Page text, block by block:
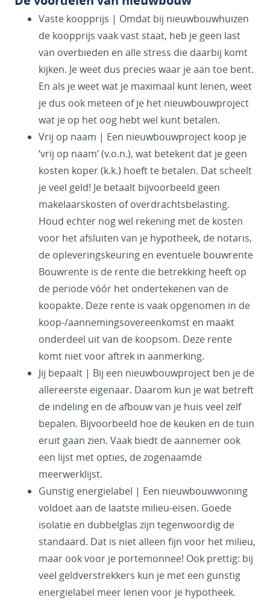
Vaste koopprijs | Omdat bij nieuwbouwhuizen
de koopprijs vaak vast staat, heb je geen last
van overbieden en alle stress die daarbij komt
kijken. Je weet dus precies waar je aan toe bent.
En als je weet wat je maximaal kunt lenen, weet
je dus ook meteen of je het nieuwbouwproject
wat je op het oog hebt wel kunt betalen.
Vrij op naam | Een nieuwbouwproject koop je
‘vrij op naam’ (v.o.n.), wat betekent dat je geen
kosten koper (k.k.) hoeft te betalen. Dat scheelt
je veel geld! Je betaalt bijvoorbeeld geen
makelaarskosten of overdrachtsbelasting.
Houd echter nog wel rekening met de kosten
voor het afsluiten van je hypotheek, de notaris,
de opleveringskeuring en eventuele bouwrente
Bouwrente is de rente die betrekking heeft op
de periode vóór het ondertekenen van de
koopakte. Deze rente is vaak opgenomen in de
koop-/aannemingsovereenkomst en maakt
onderdeel uit van de koopsom. Deze rente
komt niet voor aftrek in aanmerking.
Jij bepaalt | Bij een nieuwbouwproject ben je de
allereerste eigenaar. Daarom kun je wat betreft
de indeling en de afbouw van je huis veel zelf
bepalen. Bijvoorbeeld hoe de keuken en de tuin
eruit gaan zien. Vaak biedt de aannemer ook
een lijst met opties, de zogenaamde
meerwerklijst.
Gunstig energielabel | Een nieuwbouwwoning
voldoet aan de laatste milieu-eisen. Goede
isolatie en dubbelglas zijn tegenwoordig de
standaard. Dat is niet alleen fijn voor het milieu,
maar ook voor je portemonnee! Ook prettig: bij
veel geldverstrekkers kun je met een gunstig
energielabel meer lenen voor je hypotheek.